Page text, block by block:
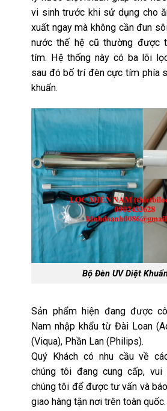
vi sinh trước khi sử dụng cho
xuất ngay mà không cần đun
nước thế hệ cũ thường được
tím. Hệ thống này có ba lõi
sau đó bố trí đèn cực tím phía
khuẩn.
Bộ Đèn UV Diệt
Sản phẩm hiện đang được
Nam nhập khẩu từ Đài Loan
(Viqua), Phần Lan (Philips).
Quý Khách có nhu cầu về
chúng tôi đang cung cấp,
chúng tôi để được tư vấn và
giao hàng tận nơi trên toàn quốc.